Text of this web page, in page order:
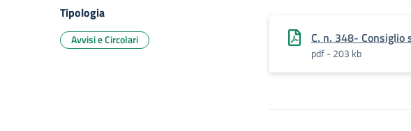
C. n. 348- Consiglio
pdf - 203 kb
Tipologia
Avvisi e Circolari